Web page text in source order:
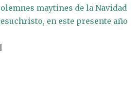
maytines de la Navidad
en este presente año